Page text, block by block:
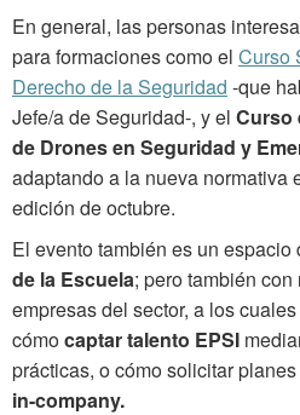
En general, las personas
para formaciones como el Curso
Derecho de la Seguridad -que
Jefe/a de Seguridad-, y el Curso
de Drones en Seguridad y
adaptando a la nueva normativa
edición de octubre.
El evento también es un espacio
de la Escuela; pero también
empresas del sector, a los
cómocaptar talento EPSI
prácticas, o cómo solicitar
in-company.